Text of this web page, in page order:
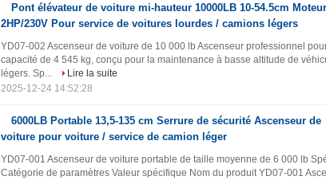
Pont élévateur de voiture mi-hauteur 10000LB 10-54.5cm Moteur
2HP/230V Pour service de voitures lourdes / camions légers
YD07-002 Ascenseur de voiture de 10 000 lb Ascenseur professionnel
capacité de 4 545 kg, conçu pour la maintenance à basse altitude de
légers. Sp...
Lire la suite
2025-12-24 14:52:28
6000LB Portable 13,5-135 cm Serrure de sécurité Ascenseur de
voiture pour voiture / service de camion léger
YD07-001 Ascenseur de voiture portable de taille moyenne de 6 000 lb
Catégorie de paramètres Valeur spécifique Nom du produit YD07-001